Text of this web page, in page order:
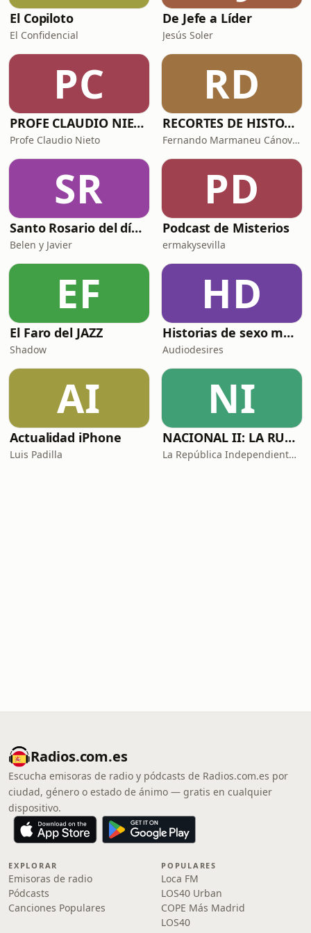
El Copiloto
El Confidencial
De Jefe a Líder
Jesús Soler
PC
PROFE CLAUDIO NIETO
Profe Claudio Nieto
RD
RECORTES DE HISTORIA Y CIENCIA
Fernando Marmaneu Cánovas
SR
Santo Rosario del día. 🙏 Reza con nosotros en castellano 🇪🇸
Belen y Javier
PD
Podcast de Misterios
ermakysevilla
EF
El Faro del JAZZ
Shadow
HD
Historias de sexo muy intensas y calientes
Audiodesires
AI
Actualidad iPhone
Luis Padilla
NI
NACIONAL II: LA RUTA DEL EXILIO
La República Independiente de la Radio
Radios.com.es
Escucha emisoras de radio y pódcasts de Radios.com.es por
ciudad, género o estado de ánimo — gratis en cualquier
dispositivo.
EXPLORAR
Emisoras de radio
Pódcasts
Canciones Populares
POPULARES
Loca FM
LOS40 Urban
COPE Más Madrid
LOS40